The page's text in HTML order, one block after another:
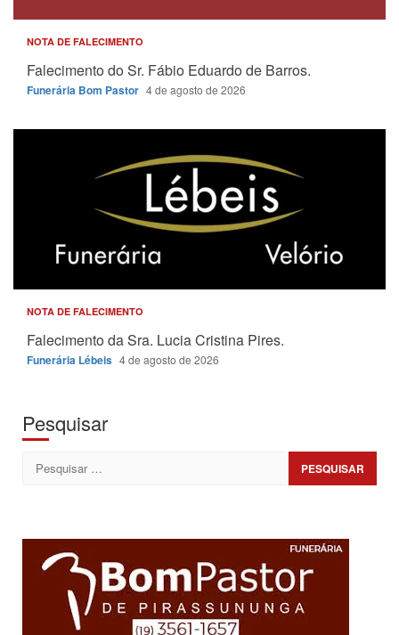
NOTA DE FALECIMENTO
Falecimento do Sr. Fábio Eduardo de Barros.
Funerária Bom Pastor 4 de agosto de 2026
NOTA DE FALECIMENTO
Falecimento da Sra. Lucia Cristina Pires.
Funerária Lébeis 4 de agosto de 2026
Pesquisar
Pesquisar